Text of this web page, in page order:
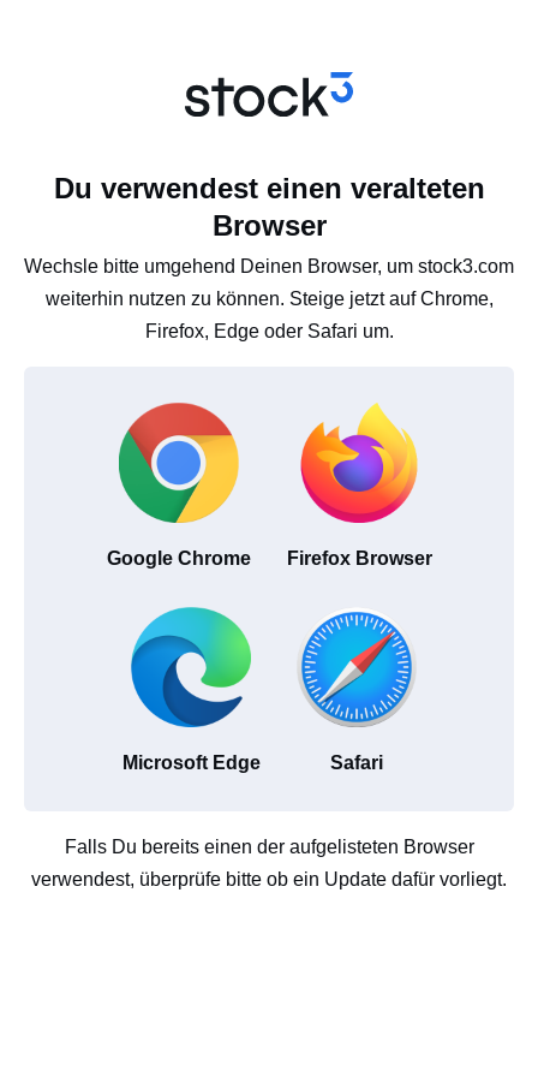
Du verwendest einen veralteten
Browser
Wechsle bitte umgehend Deinen Browser, um stock3.com
weiterhin nutzen zu können. Steige jetzt auf Chrome,
Firefox, Edge oder Safari um.
Google Chrome Firefox Browser
Microsoft Edge Safari
Falls Du bereits einen der aufgelisteten Browser
verwendest, überprüfe bitte ob ein Update dafür vorliegt.